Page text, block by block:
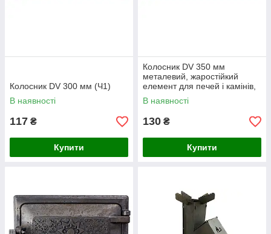
Колосник DV 300 мм (Ч1)
В наявності
117 ₴
Купити
Колосник DV 350 мм
металевий, жаростійкий
елемент для печей і камінів,
Україна
В наявності
130 ₴
Купити